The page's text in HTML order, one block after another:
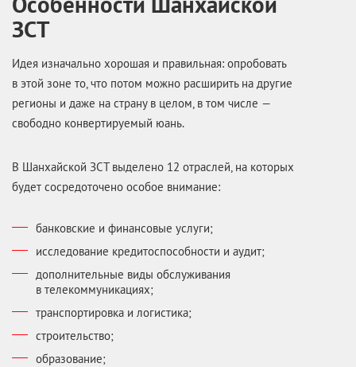
ЗСТ
Идея изначально хорошая и правильная: опробовать
в этой зоне то, что потом можно расширить на другие
регионы и даже на страну в целом, в том числе —
свободно конвертируемый юань.
В Шанхайской ЗСТ выделено 12 отраслей, на которых
будет сосредоточено особое внимание:
банковские и финансовые услуги;
исследование кредитоспособности и аудит;
дополнительные виды обслуживания
в телекоммуникациях;
транспортировка и логистика;
строительство;
образование;